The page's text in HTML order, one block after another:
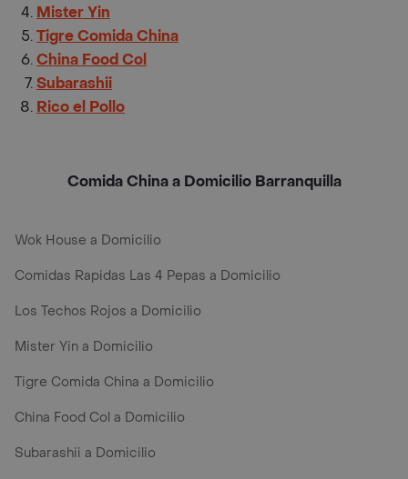
Mister Yin
Tigre Comida China
China Food Col
Subarashii
Rico el Pollo
Comida China a Domicilio Barranquilla
Wok House a Domicilio
Comidas Rapidas Las 4 Pepas a Domicilio
Los Techos Rojos a Domicilio
Mister Yin a Domicilio
Tigre Comida China a Domicilio
China Food Col a Domicilio
Subarashii a Domicilio